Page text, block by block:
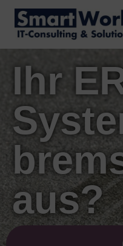
Ihr
aus?